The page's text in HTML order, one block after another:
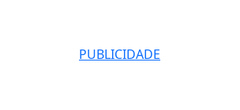
PUBLICIDADE